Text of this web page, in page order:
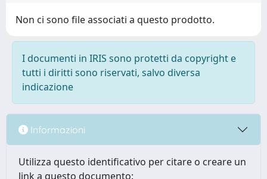
Non ci sono file associati a questo prodotto.
I documenti in IRIS sono protetti da copyright e
tutti i diritti sono riservati, salvo diversa
indicazione
Informazioni
Utilizza questo identificativo per citare o creare un
link a questo documento: